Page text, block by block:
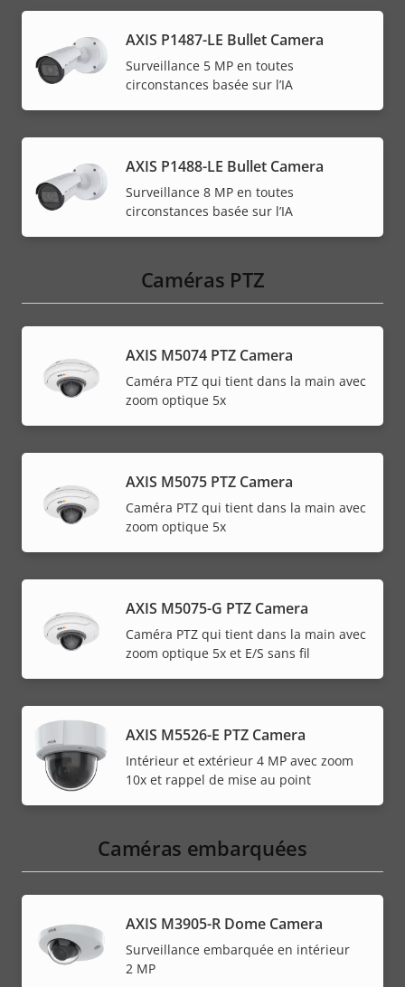
AXIS P1487-LE Bullet Camera
Surveillance 5 MP en toutes
circonstances basée sur l’IA
AXIS P1488-LE Bullet Camera
Surveillance 8 MP en toutes
circonstances basée sur l’IA
Caméras PTZ
AXIS M5074 PTZ Camera
Caméra PTZ qui tient dans la main avec
zoom optique 5x
AXIS M5075 PTZ Camera
Caméra PTZ qui tient dans la main avec
zoom optique 5x
AXIS M5075-G PTZ Camera
Caméra PTZ qui tient dans la main avec
zoom optique 5x et E/S sans fil
AXIS M5526-E PTZ Camera
Intérieur et extérieur 4 MP avec zoom
10x et rappel de mise au point
Caméras embarquées
AXIS M3905-R Dome Camera
Surveillance embarquée en intérieur
2 MP